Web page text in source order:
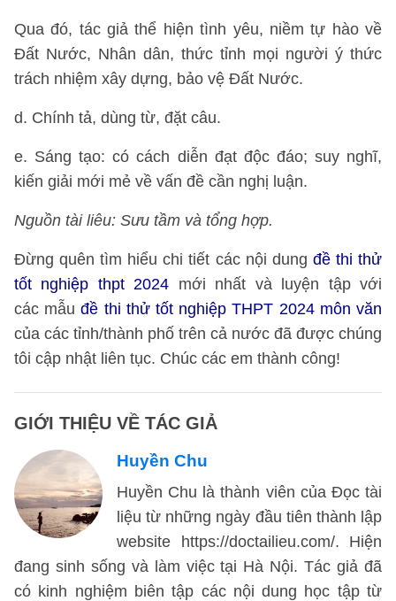
Qua đó, tác giả thể hiện tình yêu, niềm tự hào về
Đất Nước, Nhân dân, thức tỉnh mọi người ý thức
trách nhiệm xây dựng, bảo vệ Đất Nước.
d. Chính tả, dùng từ, đặt câu.
e. Sáng tạo: có cách diễn đạt độc đáo; suy nghĩ,
kiến giải mới mẻ về vấn đề cần nghị luận.
Nguồn tài liêu: Sưu tầm và tổng hợp.
Đừng quên tìm hiểu chi tiết các nội dung đề thi thử
tốt nghiệp thpt 2024 mới nhất và luyện tập với
các mẫuđề thi thử tốt nghiệp THPT 2024 môn văn
của các tỉnh/thành phố trên cả nước đã được chúng
tôi cập nhật liên tục. Chúc các em thành công!
GIỚI THIỆU VỀ TÁC GIẢ
Huyền Chu
Huyền Chu là thành viên của Đọc tài
liệu từ những ngày đầu tiên thành lập
website https://doctailieu.com/. Hiện
đang sinh sống và làm việc tại Hà Nội. Tác giả đã
có kinh nghiệm biên tập các nội dung học tập từ